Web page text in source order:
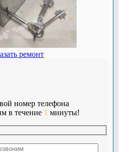
ремонт
номер телефона
в течение 1 минуты!